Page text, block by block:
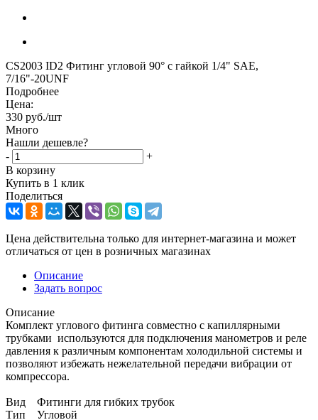
CS2003 ID2 Фитинг угловой 90° с гайкой 1/4" SAE,
7/16"-20UNF
Подробнее
Цена:
330 руб./шт
Много
Нашли дешевле?
-
+
В корзину
Купить в 1 клик
Поделиться
Цена действительна только для интернет-магазина и может
отличаться от цен в розничных магазинах
Описание
Задать вопрос
Описание
Комплект углового фитинга совместно с капиллярными
трубками используются для подключения манометров и реле
давления к различным компонентам холодильной системы и
позволяют избежать нежелательной передачи вибрации от
компрессора.
Вид Фитинги для гибких трубок
Тип Угловой